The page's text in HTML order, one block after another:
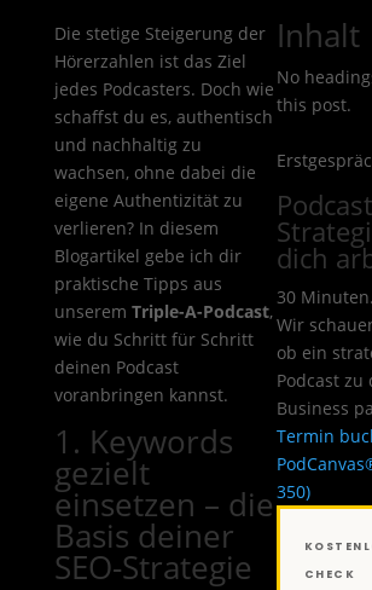
Die stetige Steigerung der
Hörerzahlen ist das Ziel
jedes Podcasters. Doch wie
schaffst du es, authentisch
und nachhaltig zu
wachsen, ohne dabei die
eigene Authentizität zu
verlieren? In diesem
Blogartikel gebe ich dir
praktische Tipps aus
unserem Triple-A-Podcast,
wie du Schritt für Schritt
deinen Podcast
voranbringen kannst.
1. Keywords
gezielt
einsetzen – die
Basis deiner
SEO-Strategie
Inhalt
No
this post.
dich
30
Wir
ob ein
Podcast zu
Business
Termin
350)
CHECK